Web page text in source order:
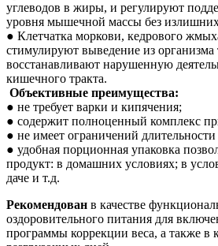
углеводов в жиры, и регулируют
уровня мышечной массы без
● Клетчатка моркови, кедрового
стимулируют выведение из организма
восстанавливают нарушенную
кишечного тракта.
Объективные преимущества:
● не требует варки и кипячения;
● содержит полноценный комплекс
● не имеет ограничений
● удобная порционная упаковка
продукт: в домашних условиях; в
даче и т.д.
Рекомендован в качестве
оздоровительного питания для
программы коррекции веса, а также в